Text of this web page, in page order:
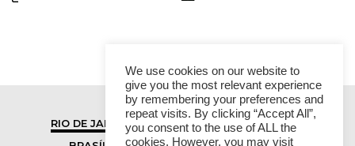
RIO DE JANEIRO
SÃO PAULO
We use cookies on our website to
give you the most relevant experience
by remembering your preferences and
repeat visits. By clicking “Accept All”,
you consent to the use of ALL the
cookies. However, you may visit